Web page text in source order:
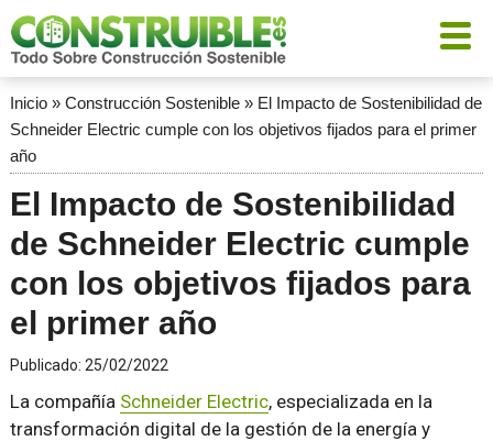
Inicio» Construcción Sostenible» El Impacto de Sostenibilidad de
Schneider Electric cumple con los objetivos fijados para el primer
año
El Impacto de Sostenibilidad
de Schneider Electric cumple
con los objetivos fijados para
el primer año
Publicado: 25/02/2022
La compañía Schneider Electric, especializada en la
transformación digital de la gestión de la energía y